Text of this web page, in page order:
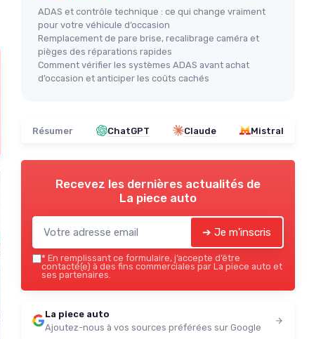
ADAS et contrôle technique : ce qui change vraiment
pour votre véhicule d’occasion
Remplacement de pare brise, recalibrage caméra et
pièges des réparations rapides
Comment vérifier les systèmes ADAS avant achat
d’occasion et anticiper les coûts cachés
Résumer ChatGPT Claude Mistral
Recevez les dernières actualités de
La piece auto
➔ Je m'inscris
* En remplissant ce formulaire, j’accepte d’être
contacté(e) à des fins commerciales par La piece auto et
ses partenaires.
La piece auto
Ajoutez-nous à vos sources préférées sur Google